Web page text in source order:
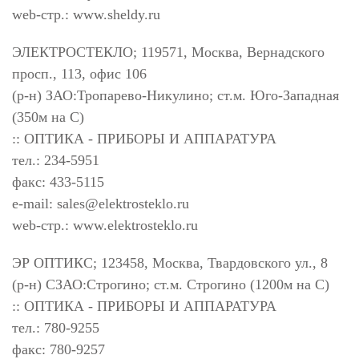
web-стр.: www.sheldy.ru
ЭЛЕКТРОСТЕКЛО; 119571, Москва, Вернадского
просп., 113, офис 106
(р-н) ЗАО:Тропарево-Никулино; ст.м. Юго-Западная
(350м на С)
:: ОПТИКА - ПРИБОРЫ И АППАРАТУРА
тел.: 234-5951
факс: 433-5115
e-mail: sales@elektrosteklo.ru
web-стр.: www.elektrosteklo.ru
ЭР ОПТИКС; 123458, Москва, Твардовского ул., 8
(р-н) СЗАО:Строгино; ст.м. Строгино (1200м на С)
:: ОПТИКА - ПРИБОРЫ И АППАРАТУРА
тел.: 780-9255
факс: 780-9257